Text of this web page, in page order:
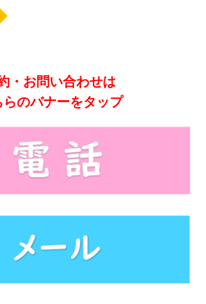
・お問い合わせは
らのバナーをタップ